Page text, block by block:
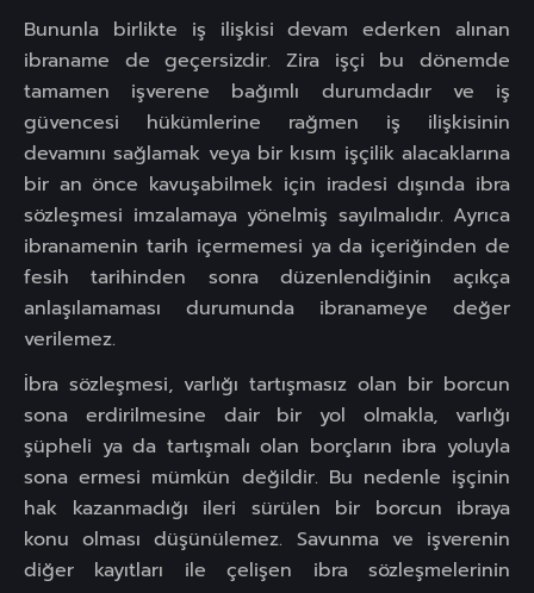
Bununla birlikte iş ilişkisi devam ederken alınan
ibraname de geçersizdir. Zira işçi bu dönemde
tamamen işverene bağımlı durumdadır ve iş
güvencesi hükümlerine rağmen iş ilişkisinin
devamını sağlamak veya bir kısım işçilik alacaklarına
bir an önce kavuşabilmek için iradesi dışında ibra
sözleşmesi imzalamaya yönelmiş sayılmalıdır. Ayrıca
ibranamenin tarih içermemesi ya da içeriğinden de
fesih tarihinden sonra düzenlendiğinin açıkça
anlaşılamaması durumunda ibranameye değer
verilemez.
İbra sözleşmesi, varlığı tartışmasız olan bir borcun
sona erdirilmesine dair bir yol olmakla, varlığı
şüpheli ya da tartışmalı olan borçların ibra yoluyla
sona ermesi mümkün değildir. Bu nedenle işçinin
hak kazanmadığı ileri sürülen bir borcun ibraya
konu olması düşünülemez. Savunma ve işverenin
diğer kayıtları ile çelişen ibra sözleşmelerinin